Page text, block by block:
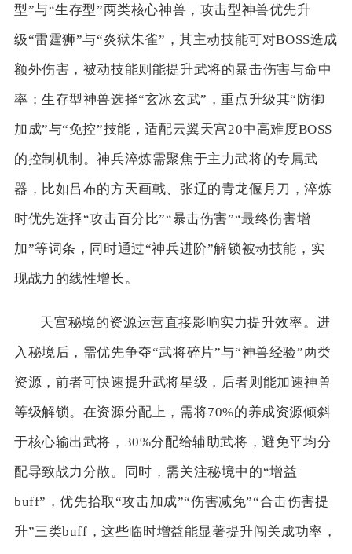
型”与“生存型”两类核心神兽，攻击型神兽优先升
级“雷霆狮”与“炎狱朱雀”，其主动技能可对BOSS造成
额外伤害，被动技能则能提升武将的暴击伤害与命中
率；生存型神兽选择“玄冰玄武”，重点升级其“防御
加成”与“免控”技能，适配云翼天宫20中高难度BOSS
的控制机制。神兵淬炼需聚焦于主力武将的专属武
器，比如吕布的方天画戟、张辽的青龙偃月刀，淬炼
时优先选择“攻击百分比”“暴击伤害”“最终伤害增
加”等词条，同时通过“神兵进阶”解锁被动技能，实
现战力的线性增长。
天宫秘境的资源运营直接影响实力提升效率。进
入秘境后，需优先争夺“武将碎片”与“神兽经验”两类
资源，前者可快速提升武将星级，后者则能加速神兽
等级解锁。在资源分配上，需将70%的养成资源倾斜
于核心输出武将，30%分配给辅助武将，避免平均分
配导致战力分散。同时，需关注秘境中的“增益
buff”，优先拾取“攻击加成”“伤害减免”“合击伤害提
升”三类buff，这些临时增益能显著提升闯关成功率，